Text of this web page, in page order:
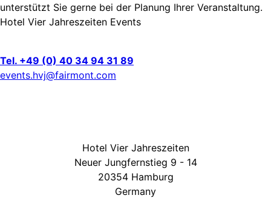
unterstützt Sie gerne bei der Planung Ihrer Veranstaltung.
Hotel Vier Jahreszeiten Events
Tel. +49 (0) 40 34 94 31 89
events.hvj@fairmont.com
Hotel Vier Jahreszeiten
Neuer Jungfernstieg 9 - 14
20354 Hamburg
Germany